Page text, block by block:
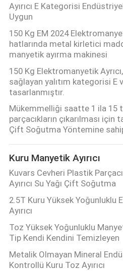
Ayırıcı E Kategorisi
Uygun
150 Kg EM 2024
hatlarında metal kirletici
manyetik ayırma makinesi
150 Kg Elektromanyetik
sağlayan yalıtım kategorisi
tasarlanmıştır.
Mükemmelliği saatte 1 ila 15
parçacıkların çıkarılması için
Çift Soğutma Yöntemine
Kuru Manyetik Ayırıcı
Kuvars Cevheri Plastik
Ayırıcı Su Yağı Çift Soğutma
2.5T Kuru Yüksek Yoğunluklu
Ayırıcı
Toz Yüksek Yoğunluklu
Tip Kendi Kendini Temizleyen
Metalik Olmayan Mineral
Kontrollü Kuru Toz Ayırıcı